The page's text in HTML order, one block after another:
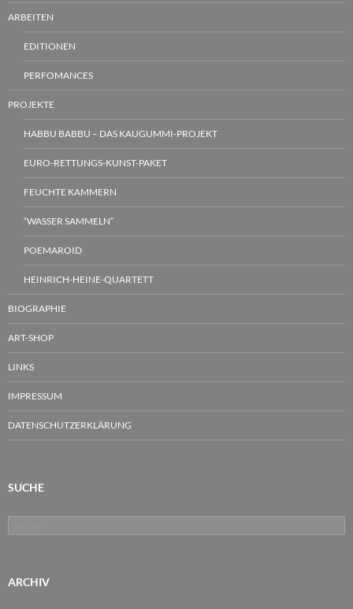
ARBEITEN
EDITIONEN
PERFOMANCES
PROJEKTE
HABBU BABBU – DAS KAUGUMMI-PROJEKT
EURO-RETTUNGS-KUNST-PAKET
FEUCHTE KAMMERN
“WASSER SAMMELN”
POEMAROID
HEINRICH-HEINE-QUARTETT
BIOGRAPHIE
ART-SHOP
LINKS
IMPRESSUM
DATENSCHUTZERKLÄRUNG
SUCHE
nach:
ARCHIV